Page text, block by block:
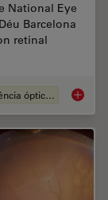
National Eye
Barcelona
retinal
Tomografia de coerência óptica (OCT) Clinical